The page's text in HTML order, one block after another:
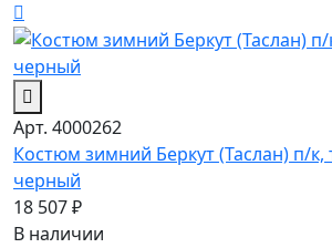
Арт. 4000262
Костюм зимний Беркут (Таслан) п/
черный
18 507 ₽
В наличии